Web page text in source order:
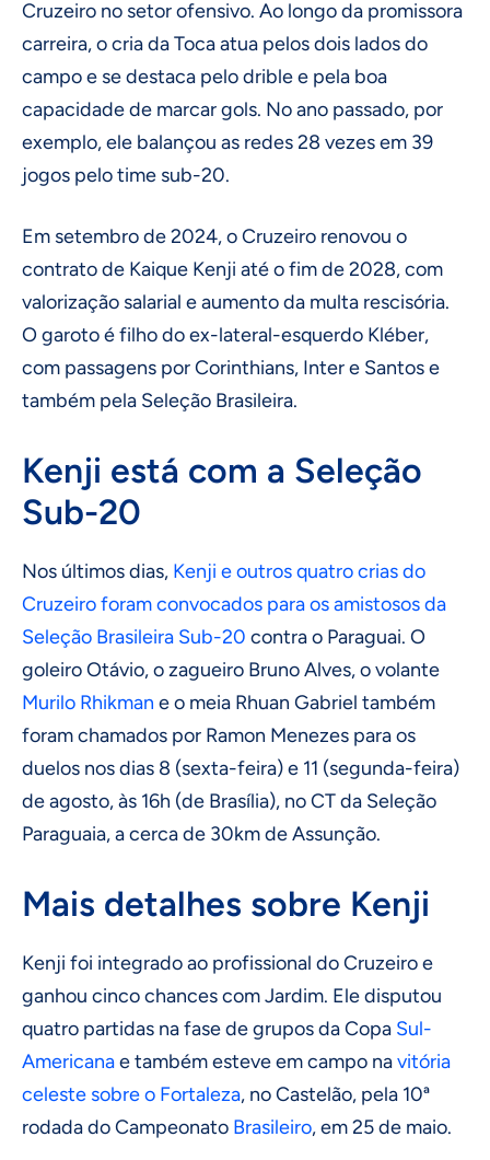
Cruzeiro no setor ofensivo. Ao longo da promissora
carreira, o cria da Toca atua pelos dois lados do
campo e se destaca pelo drible e pela boa
capacidade de marcar gols. No ano passado, por
exemplo, ele balançou as redes 28 vezes em 39
jogos pelo time sub-20.
Em setembro de 2024, o Cruzeiro renovou o
contrato de Kaique Kenji até o fim de 2028, com
valorização salarial e aumento da multa rescisória.
O garoto é filho do ex-lateral-esquerdo Kléber,
com passagens por Corinthians, Inter e Santos e
também pela Seleção Brasileira.
Kenji está com a Seleção
Sub-20
Nos últimos dias, Kenji e outros quatro crias do
Cruzeiro foram convocados para os amistosos da
Seleção Brasileira Sub-20 contra o Paraguai. O
goleiro Otávio, o zagueiro Bruno Alves, o volante
Murilo Rhikman e o meia Rhuan Gabriel também
foram chamados por Ramon Menezes para os
duelos nos dias 8 (sexta-feira) e 11 (segunda-feira)
de agosto, às 16h (de Brasília), no CT da Seleção
Paraguaia, a cerca de 30km de Assunção.
Mais detalhes sobre Kenji
Kenji foi integrado ao profissional do Cruzeiro e
ganhou cinco chances com Jardim. Ele disputou
quatro partidas na fase de grupos da Copa Sul-
Americanae também esteve em campo navitória
celeste sobre o Fortaleza, no Castelão, pela 10ª
rodada do Campeonato Brasileiro, em 25 de maio.